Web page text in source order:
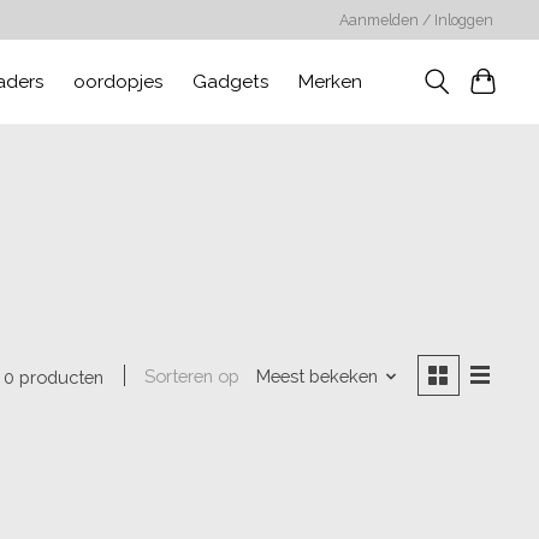
Aanmelden / Inloggen
oordopjes Gadgets Merken
0 producten Sorteren op Meest bekeken